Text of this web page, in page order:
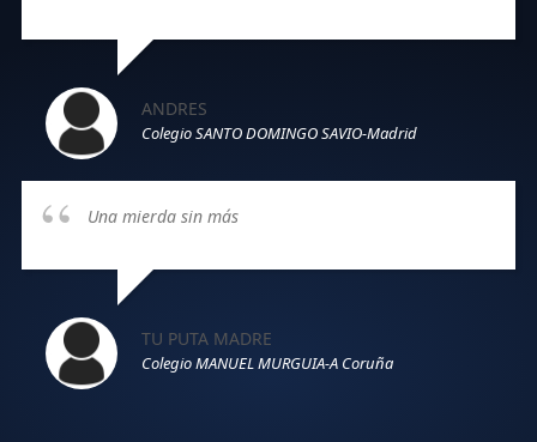
ANDRES
Colegio SANTO DOMINGO SAVIO-Madrid
Una mierda sin más
TU PUTA MADRE
Colegio MANUEL MURGUIA-A Coruña